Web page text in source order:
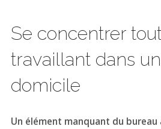
Se concentrer
travaillant dans
domicile
Un élément manquant du